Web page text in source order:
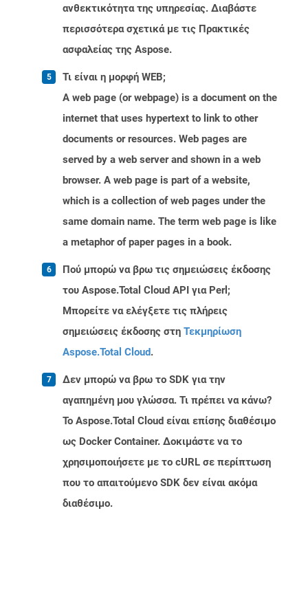
ανθεκτικότητα της υπηρεσίας. Διαβάστε
περισσότερα σχετικά με τις Πρακτικές
ασφαλείας της Aspose.
Τι είναι η μορφή WEB;
A web page (or webpage) is a document on the
internet that uses hypertext to link to other
documents or resources. Web pages are
served by a web server and shown in a web
browser. A web page is part of a website,
which is a collection of web pages under the
same domain name. The term web page is like
a metaphor of paper pages in a book.
Πού μπορώ να βρω τις σημειώσεις έκδοσης
του Aspose.Total Cloud API για Perl;
Μπορείτε να ελέγξετε τις πλήρεις
σημειώσεις έκδοσης στη Τεκμηρίωση
Aspose.Total Cloud.
Δεν μπορώ να βρω το SDK για την
αγαπημένη μου γλώσσα. Τι πρέπει να κάνω?
Το Aspose.Total Cloud είναι επίσης διαθέσιμο
ως Docker Container. Δοκιμάστε να το
χρησιμοποιήσετε με το cURL σε περίπτωση
που το απαιτούμενο SDK δεν είναι ακόμα
διαθέσιμο.